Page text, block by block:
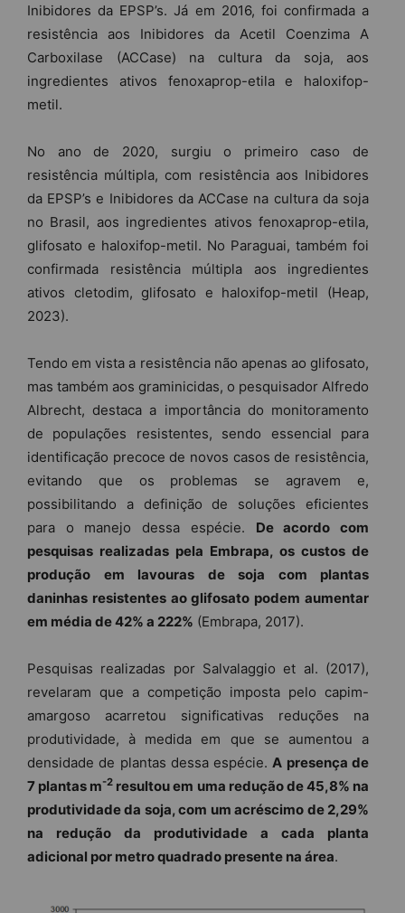
Inibidores da EPSP’s. Já em 2016, foi confirmada a
resistência aos Inibidores da Acetil Coenzima A
Carboxilase (ACCase) na cultura da soja, aos
ingredientes ativos fenoxaprop-etila e haloxifop-
metil.
No ano de 2020, surgiu o primeiro caso de
resistência múltipla, com resistência aos Inibidores
da EPSP’s e Inibidores da ACCase na cultura da soja
no Brasil, aos ingredientes ativos fenoxaprop-etila,
glifosato e haloxifop-metil. No Paraguai, também foi
confirmada resistência múltipla aos ingredientes
ativos cletodim, glifosato e haloxifop-metil (Heap,
2023).
Tendo em vista a resistência não apenas ao glifosato,
mas também aos graminicidas, o pesquisador Alfredo
Albrecht, destaca a importância do monitoramento
de populações resistentes, sendo essencial para
identificação precoce de novos casos de resistência,
evitando que os problemas se agravem e,
possibilitando a definição de soluções eficientes
para o manejo dessa espécie. De acordo com
pesquisas realizadas pela Embrapa, os custos de
produção em lavouras de soja com plantas
daninhas resistentes ao glifosato podem aumentar
em média de 42% a 222% (Embrapa, 2017).
Pesquisas realizadas por Salvalaggio et al. (2017),
revelaram que a competição imposta pelo capim-
amargoso acarretou significativas reduções na
produtividade, à medida em que se aumentou a
densidade de plantas dessa espécie. A presença de
7 plantas m-2 resultou em uma redução de 45,8% na
produtividade da soja, com um acréscimo de 2,29%
na redução da produtividade a cada planta
adicional por metro quadrado presente na área.